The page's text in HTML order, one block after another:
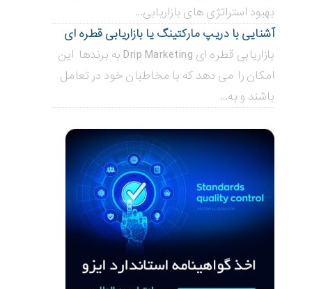
بهبود استراتژی های بازاریابی...
آشنایی با دریپ مارکتینگ یا بازاریابی قطره ای
بازاریابی قطره ای Drip Marketing به برندها این
امکان را می دهد که با مخاطبان خود در تعامل
باشند و به...